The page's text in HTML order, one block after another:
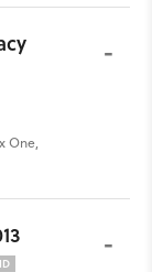
One,
-
-